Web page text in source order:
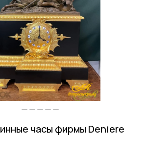
часы фирмы Deniere